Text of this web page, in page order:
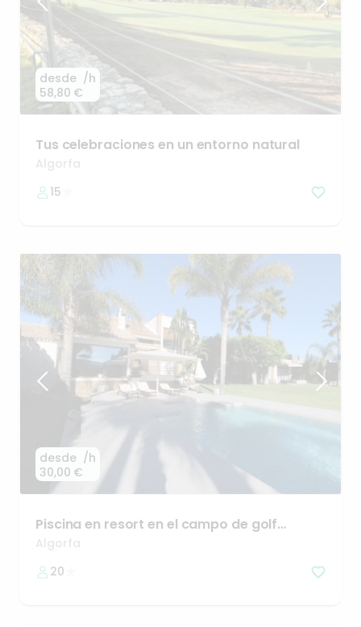
desde
58,80 €
/h
Tus celebraciones en un entorno natural
Algorfa
15
desde
30,00 €
/h
Piscina en resort en el campo de golf
Algorfa
Algorfa
20